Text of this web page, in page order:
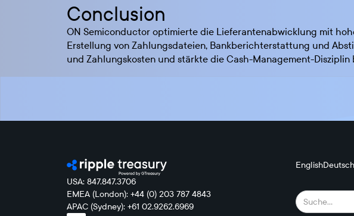
Conclusion
ON Semiconductor optimierte die Lieferantenabwicklung mit
Erstellung von Zahlungsdateien, Bankberichterstattung und
und Zahlungskosten und stärkte die Cash-Management-
USA: 847.847.3706
EMEA (London): +44 (0) 203 787 4843
APAC (Sydney): +61 02.9262.6969
EnglishDeutsch